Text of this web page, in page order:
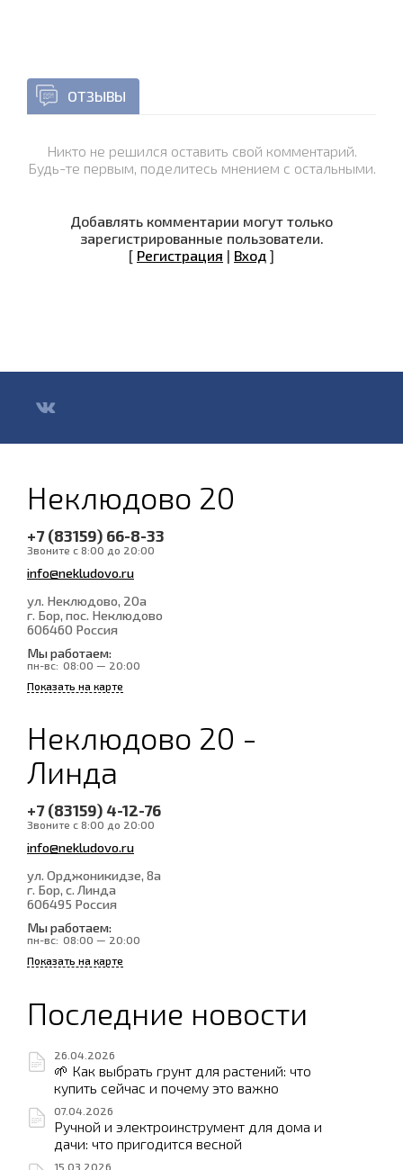
ОТЗЫВЫ
Никто не решился оставить свой комментарий.
Будь-те первым, поделитесь мнением с остальными.
Добавлять комментарии могут только
зарегистрированные пользователи.
[ Регистрация | Вход ]
Неклюдово 20
+7 (83159) 66-8-33
Звоните с 8:00 до 20:00
info@nekludovo.ru
ул. Неклюдово, 20а
г. Бор, пос. Неклюдово
606460 Россия
Мы работаем:
пн-вс: 08:00 — 20:00
Показать на карте
Неклюдово 20 -
Линда
+7 (83159) 4-12-76
Звоните с 8:00 до 20:00
info@nekludovo.ru
ул. Орджоникидзе, 8а
г. Бор, с. Линда
606495 Россия
Мы работаем:
пн-вс: 08:00 — 20:00
Показать на карте
Последние новости
26.04.2026
🌱 Как выбрать грунт для растений: что
купить сейчас и почему это важно
07.04.2026
Ручной и электроинструмент для дома и
дачи: что пригодится весной
15.03.2026